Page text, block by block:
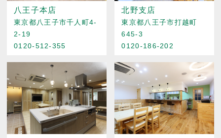
八王子本店
東京都八王子市千人町4-
2-19
0120-512-355
北野支店
東京都八王子市打越町
645-3
0120-186-202